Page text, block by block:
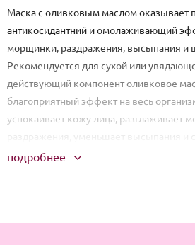
Маска с оливковым маслом оказывает
антикосидантний и омолаживающий
морщинки, раздражения, высыпания и
Рекомендуется для сухой или
действующий компонент оливковое
благоприятный эффект на весь
успокаивает кожу лица, разглаживает
применения заметно, что кожа
подробнее